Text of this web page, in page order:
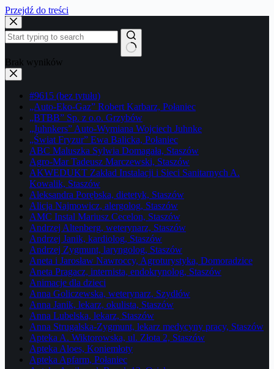
Przejdź do treści
Brak wyników
#9615 (bez tytułu)
„Auto-Eko-Gaz” Robert Karbarz, Połaniec
„BTBB” Sp. z o.o. Grzybów
„Juhnkers” Auto-Wymiana Wojciech Juhnke
„Świat Fryzur” Ewa Balicka, Połaniec
ABC Maluszka Sylwia Domagała, Staszów
Agro-Mar Tadeusz Marczewski, Staszów
AKWEDUKT Zakład Instalacji i Sieci Sanitarnych A.
Kowalik, Staszów
Aleksandra Porębska, dietetyk, Staszów
Alicja Najmowicz, alergolog, Staszów
AMC Instal Mariusz Cecelon, Staszów
Andrzej Altenberg, weterynarz, Staszów
Andrzej Janik, kardiolog, Staszów
Andrzej Zygmunt, laryngolog, Staszów
Aneta i Jarosław Nawroccy, Agroturystyka, Domoradzice
Aneta Pragacz, internista, endokrynolog, Staszów
Animacje dla dzieci
Anna Goliczewska, weterynarz, Szydłów
Anna Janik, lekarz, okulista, Staszów
Anna Lubelska, lekarz, Staszów
Anna Strugalska-Zygmunt, lekarz medycyny pracy, Staszów
Apteka A. Wiktorowska, ul. Złota 2, Staszów
Apteka Aloes, Koniemłoty
Apteka Apfarm, Połaniec